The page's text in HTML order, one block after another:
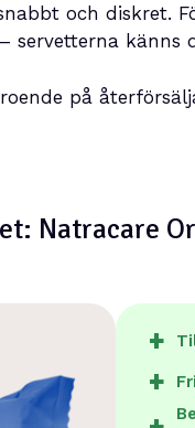
och diskret.
servetterna känns
på
Natracare